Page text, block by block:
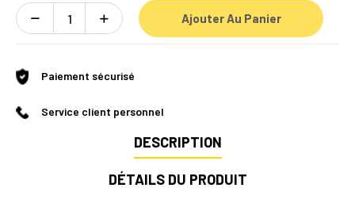
Ajouter Au Panier
Paiement sécurisé
Service client personnel
DESCRIPTION
DÉTAILS DU PRODUIT